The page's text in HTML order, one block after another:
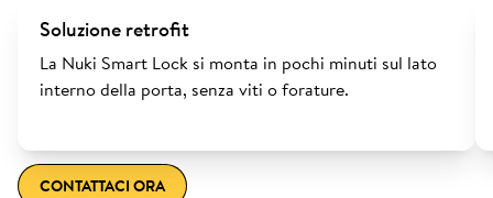
Soluzione retrofit
La Nuki Smart Lock si monta in pochi minuti sul lato
interno della porta, senza viti o forature.
CONTATTACI ORA